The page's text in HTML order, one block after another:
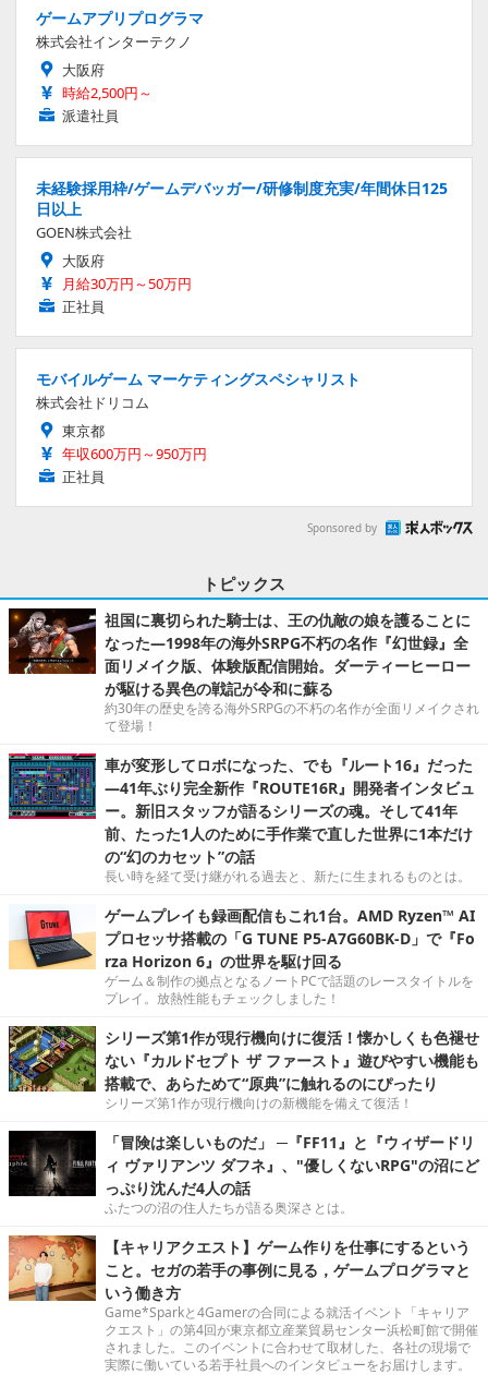
ゲームアプリプログラマ
株式会社インターテクノ
大阪府
時給2,500円～
派遣社員
未経験採用枠/ゲームデバッガー/研修制度充実/年間休日125
日以上
GOEN株式会社
大阪府
月給30万円～50万円
正社員
モバイルゲーム マーケティングスペシャリスト
株式会社ドリコム
東京都
年収600万円～950万円
正社員
Sponsored by
トピックス
祖国に裏切られた騎士は、王の仇敵の娘を護ることに
なった―1998年の海外SRPG不朽の名作『幻世録』全
面リメイク版、体験版配信開始。ダーティーヒーロー
が駆ける異色の戦記が令和に蘇る
約30年の歴史を誇る海外SRPGの不朽の名作が全面リメイクされ
て登場！
車が変形してロボになった、でも『ルート16』だった
―41年ぶり完全新作『ROUTE16R』開発者インタビュ
ー。新旧スタッフが語るシリーズの魂。そして41年
前、たった1人のために手作業で直した世界に1本だけ
の“幻のカセット”の話
長い時を経て受け継がれる過去と、新たに生まれるものとは。
ゲームプレイも録画配信もこれ1台。AMD Ryzen™ AI
プロセッサ搭載の「G TUNE P5-A7G60BK-D」で『Fo
rza Horizon 6』の世界を駆け回る
ゲーム＆制作の拠点となるノートPCで話題のレースタイトルを
プレイ。放熱性能もチェックしました！
シリーズ第1作が現行機向けに復活！懐かしくも色褪せ
ない『カルドセプト ザ ファースト』遊びやすい機能も
搭載で、あらためて“原典”に触れるのにぴったり
シリーズ第1作が現行機向けの新機能を備えて復活！
「冒険は楽しいものだ」 ─『FF11』と『ウィザードリ
ィ ヴァリアンツ ダフネ』、"優しくないRPG"の沼にど
っぷり沈んだ4人の話
ふたつの沼の住人たちが語る奥深さとは。
【キャリアクエスト】ゲーム作りを仕事にするという
こと。セガの若手の事例に見る，ゲームプログラマと
いう働き方
Game*Sparkと4Gamerの合同による就活イベント「キャリア
クエスト」の第4回が東京都立産業貿易センター浜松町館で開催
されました。このイベントに合わせて取材した、各社の現場で
実際に働いている若手社員へのインタビューをお届けします。